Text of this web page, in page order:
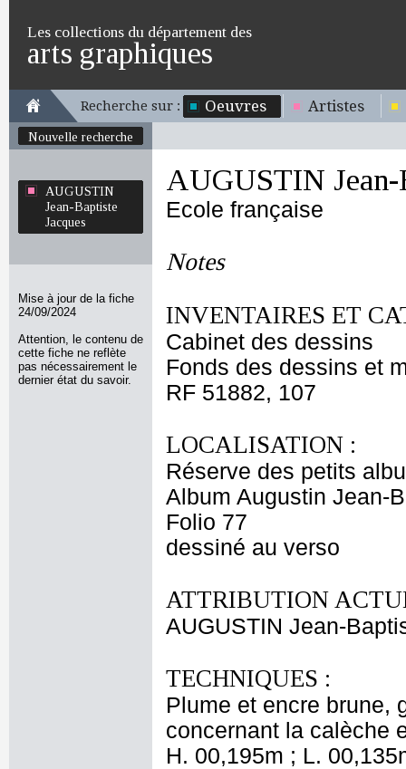
Les collections du département des
arts graphiques
Recherche sur : Oeuvres Artistes
Nouvelle recherche
AUGUSTIN
Jean-Baptiste
Jacques
Mise à jour de la fiche
24/09/2024
Attention, le contenu de
cette fiche ne reflète
pas nécessairement le
dernier état du savoir.
AUGUSTIN Jean-
Ecole française
Notes
INVENTAIRES ET
Cabinet des dessins
Fonds des dessins et
RF 51882, 107
LOCALISATION :
Réserve des petits
Album Augustin Jean-
Folio 77
dessiné au verso
ATTRIBUTION
AUGUSTIN Jean-
TECHNIQUES :
Plume et encre brune,
concernant la calèche
H. 00,195m ; L.